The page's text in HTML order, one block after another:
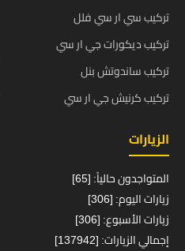
تركيب سي ار سي فلل
تركيب ديكورات جي ار سي
تركيب ساندوتش بنل
تركيب كرنيش جي ار سي
الزيارات
المتواجدون حالياً: [65]
زيارات اليوم: [306]
زيارات الأسبوع: [306]
إجمالي الزيارات: [137942]